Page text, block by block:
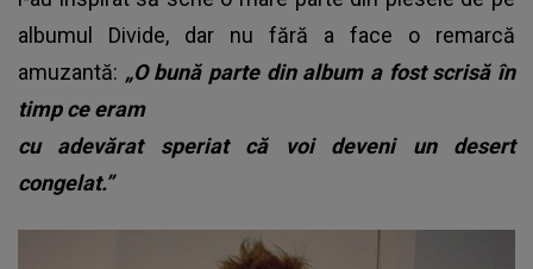
albumul Divide, dar nu fără a face o remarcă
amuzantă: „O bună parte din album a fost scrisă în
timp ce eram
cu adevărat speriat că voi deveni un desert
congelat.”